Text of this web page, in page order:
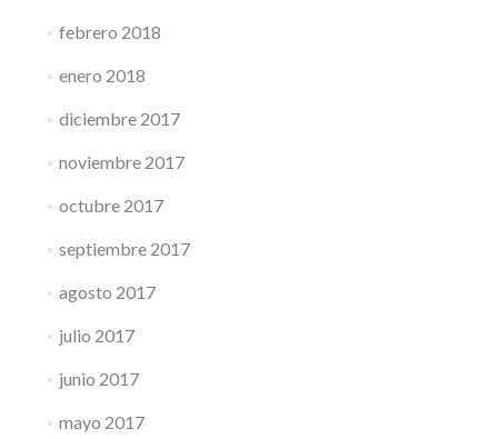
febrero 2018
enero 2018
diciembre 2017
noviembre 2017
octubre 2017
septiembre 2017
agosto 2017
julio 2017
junio 2017
mayo 2017